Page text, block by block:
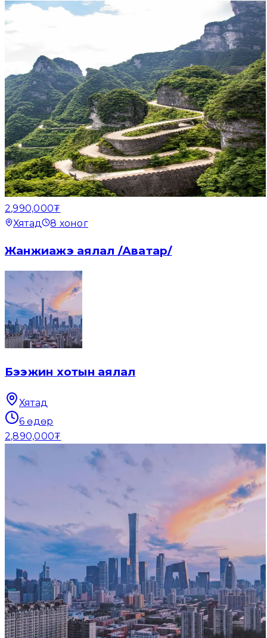
2,990,000₮
Хятад
8 хоног
Жанжиажэ аялал /Аватар/
Бээжин хотын аялал
Хятад
6 өдөр
2,890,000₮